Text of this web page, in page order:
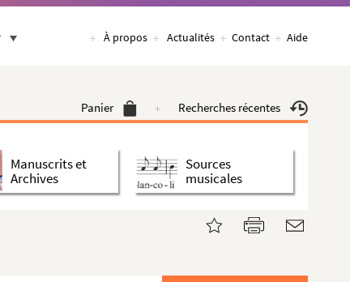
À propos Actualités Contact Aide
Panier Recherches récentes
Manuscrits et
Archives
Sources
musicales